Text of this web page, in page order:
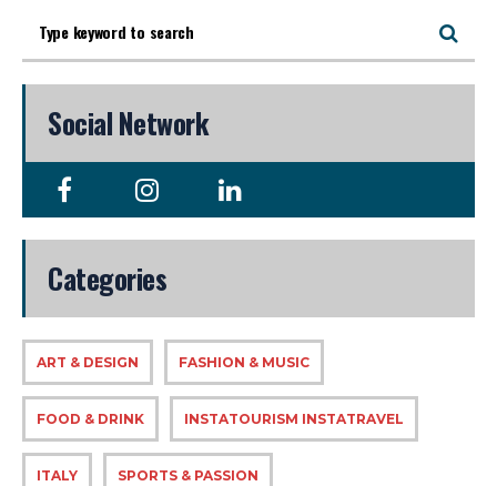
Social Network
Categories
ART & DESIGN FASHION & MUSIC
FOOD & DRINK INSTATOURISM INSTATRAVEL
ITALY SPORTS & PASSION